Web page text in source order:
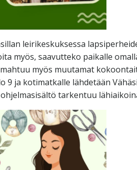
leirikeskuksessa
myös, saavutteko paikalle
myös muutamat
ja kotimatkalle lähdetään
tarkentuu